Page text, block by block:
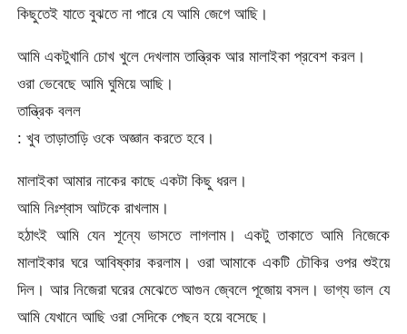
কিছুতেই যাতে বুঝতে না পারে যে আমি জেগে আছি।
আমি একটুখানি চোখ খুলে দেখলাম তান্ত্রিক আর মালাইকা প্রবেশ করল।
ওরা ভেবেছে আমি ঘুমিয়ে আছি।
তান্ত্রিক বলল
: খুব তাড়াতাড়ি ওকে অজ্ঞান করতে হবে।
মালাইকা আমার নাকের কাছে একটা কিছু ধরল।
আমি নিঃশ্বাস আটকে রাখলাম।
হঠাৎই আমি যেন শূন্যে ভাসতে লাগলাম। একটু তাকাতে আমি নিজেকে
মালাইকার ঘরে আবিষ্কার করলাম। ওরা আমাকে একটি চৌকির ওপর শুইয়ে
দিল। আর নিজেরা ঘরের মেঝেতে আগুন জ্বেলে পূজোয় বসল। ভাগ্য ভাল যে
আমি যেখানে আছি ওরা সেদিকে পেছন হয়ে বসেছে।